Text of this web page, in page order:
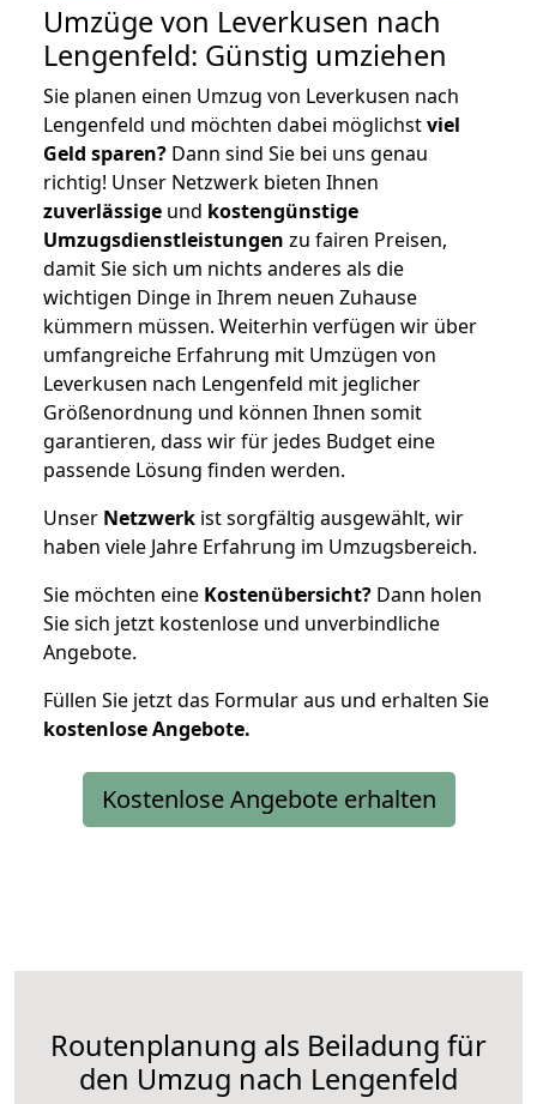
Umzüge von Leverkusen nach
Lengenfeld: Günstig umziehen
Sie planen einen Umzug von Leverkusen nach
Lengenfeld und möchten dabei möglichstviel
Geld sparen? Dann sind Sie bei uns genau
richtig! Unser Netzwerk bieten Ihnen
zuverlässige und kostengünstige
Umzugsdienstleistungen zu fairen Preisen,
damit Sie sich um nichts anderes als die
wichtigen Dinge in Ihrem neuen Zuhause
kümmern müssen. Weiterhin verfügen wir über
umfangreiche Erfahrung mit Umzügen von
Leverkusen nach Lengenfeld mit jeglicher
Größenordnung und können Ihnen somit
garantieren, dass wir für jedes Budget eine
passende Lösung finden werden.
Unser Netzwerk ist sorgfältig ausgewählt, wir
haben viele Jahre Erfahrung im Umzugsbereich.
Sie möchten eine Kostenübersicht? Dann holen
Sie sich jetzt kostenlose und unverbindliche
Angebote.
Füllen Sie jetzt das Formular aus und erhalten Sie
kostenloseAngebote.
Kostenlose Angebote erhalten
Routenplanung als Beiladung für
den Umzug nach Lengenfeld